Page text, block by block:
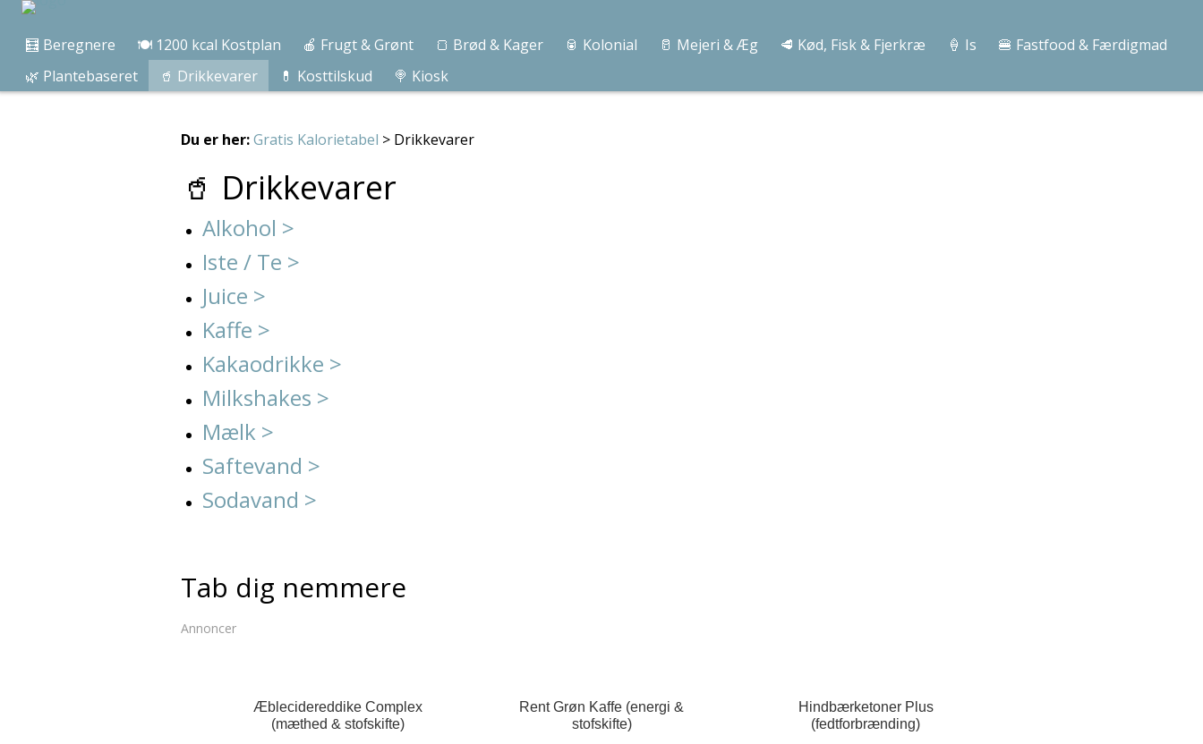
🧮 Beregnere 🍽️ 1200 kcal Kostplan 🍎 Frugt & Grønt 🍞 Brød & Kager 🥫 Kolonial 🥛 Mejeri & Æg 🥩 Kød, Fisk & Fjerkræ 🍦 Is
🍔 Fastfood & Færdigmad
🌿 Plantebaseret
🥤 Drikkevarer 💊 Kosttilskud 🍭 Kiosk
Du er her:Gratis Kalorietabel > Drikkevarer
🥤 Drikkevarer
Alkohol >
Iste / Te >
Juice >
Kaffe >
Kakaodrikke >
Milkshakes >
Mælk >
Saftevand >
Sodavand >
Tab dig nemmere
Annoncer
Æblecidereddike Complex
(mæthed & stofskifte)
Rent Grøn Kaffe (energi &
stofskifte)
Hindbærketoner Plus
(fedtforbrænding)